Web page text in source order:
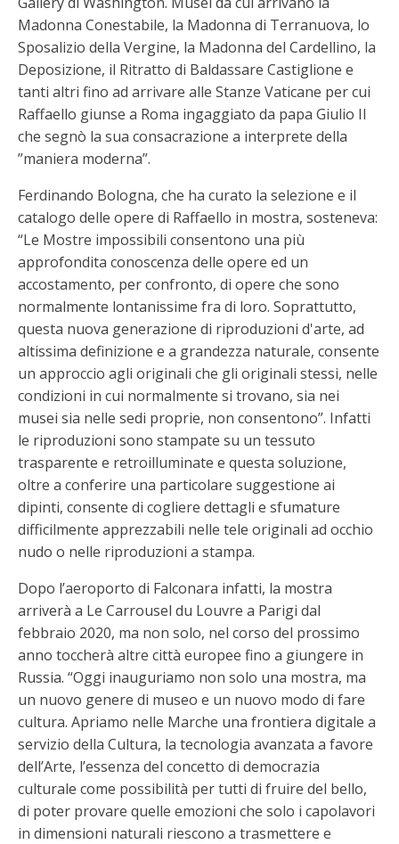
Madonna Conestabile, la Madonna di Terranuova, lo
Sposalizio della Vergine, la Madonna del Cardellino, la
Deposizione, il Ritratto di Baldassare Castiglione e
tanti altri fino ad arrivare alle Stanze Vaticane per cui
Raffaello giunse a Roma ingaggiato da papa Giulio II
che segnò la sua consacrazione a interprete della
”maniera moderna”.
Ferdinando Bologna, che ha curato la selezione e il
catalogo delle opere di Raffaello in mostra, sosteneva:
“Le Mostre impossibili consentono una più
approfondita conoscenza delle opere ed un
accostamento, per confronto, di opere che sono
normalmente lontanissime fra di loro. Soprattutto,
questa nuova generazione di riproduzioni d'arte, ad
altissima definizione e a grandezza naturale, consente
un approccio agli originali che gli originali stessi, nelle
condizioni in cui normalmente si trovano, sia nei
musei sia nelle sedi proprie, non consentono”. Infatti
le riproduzioni sono stampate su un tessuto
trasparente e retroilluminate e questa soluzione,
oltre a conferire una particolare suggestione ai
dipinti, consente di cogliere dettagli e sfumature
difficilmente apprezzabili nelle tele originali ad occhio
nudo o nelle riproduzioni a stampa.
Dopo l’aeroporto di Falconara infatti, la mostra
arriverà a Le Carrousel du Louvre a Parigi dal
febbraio 2020, ma non solo, nel corso del prossimo
anno toccherà altre città europee fino a giungere in
Russia. “Oggi inauguriamo non solo una mostra, ma
un nuovo genere di museo e un nuovo modo di fare
cultura. Apriamo nelle Marche una frontiera digitale a
servizio della Cultura, la tecnologia avanzata a favore
dell’Arte, l’essenza del concetto di democrazia
culturale come possibilità per tutti di fruire del bello,
di poter provare quelle emozioni che solo i capolavori
in dimensioni naturali riescono a trasmettere e